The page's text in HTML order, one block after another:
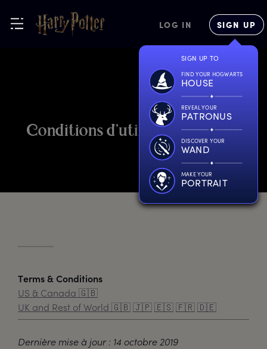
LOG IN SIGN UP
SIGN UP TO
FIND YOUR HOGWARTS
HOUSE
REVEAL YOUR
PATRONUS
DISCOVER YOUR
WAND
MAKE YOUR
PORTRAIT
Conditions d’utilisation - ROW
Terms & Conditions
US & Canada 🇬🇧
UK and Rest of World 🇬🇧🇯🇵🇪🇸🇫🇷🇩🇪
Dernière mise à jour : 14 octobre 2019